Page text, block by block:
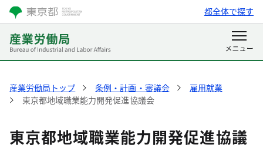
都全体で探す
産業労働局トップ 条例・計画・審議会
雇用就業
東京都地域職業能力開発促進協議会
東京都地域職業能力開発促進協議